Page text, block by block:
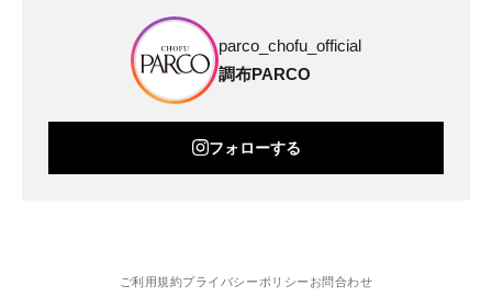
parco_chofu_official
調布PARCO
フォローする
ご利用規約プライバシーポリシー お問合わせ